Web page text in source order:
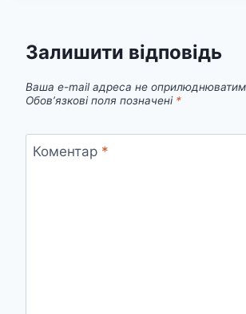
Залишити відповідь
Ваша e-mail адреса не
Обов’язкові поля позначені *
Коментар *